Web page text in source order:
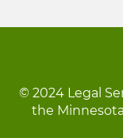
© 2024 Legal
the